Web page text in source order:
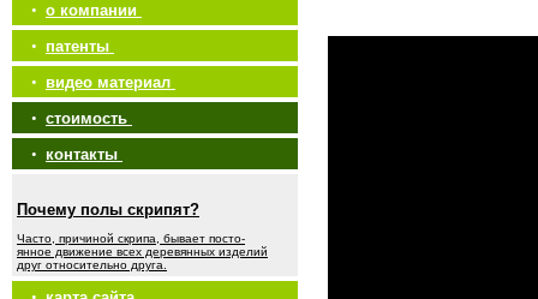
• о компании
• патенты
• видео материал
• стоимость
• контакты
Почему полы скрипят?
Часто, причиной скрипа, бывает посто-
янное движение всех деревянных изделий
друг относительно друга.